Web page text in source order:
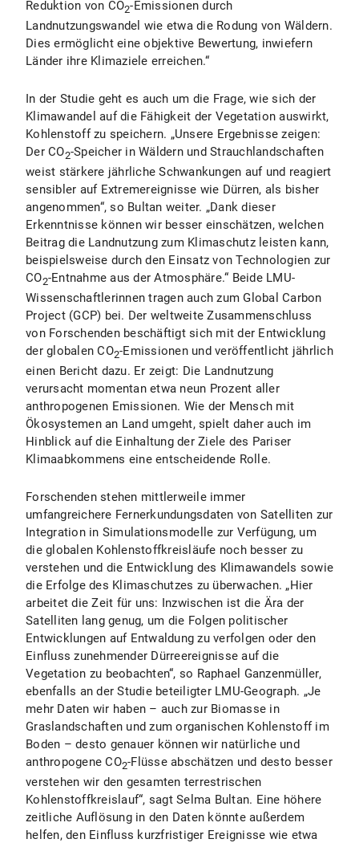
Reduktion von CO2-Emissionen durch
Landnutzungswandel wie etwa die Rodung von Wäldern.
Dies ermöglicht eine objektive Bewertung, inwiefern
Länder ihre Klimaziele erreichen.“
In der Studie geht es auch um die Frage, wie sich der
Klimawandel auf die Fähigkeit der Vegetation auswirkt,
Kohlenstoff zu speichern. „Unsere Ergebnisse zeigen:
Der CO2-Speicher in Wäldern und Strauchlandschaften
weist stärkere jährliche Schwankungen auf und reagiert
sensibler auf Extremereignisse wie Dürren, als bisher
angenommen“, so Bultan weiter. „Dank dieser
Erkenntnisse können wir besser einschätzen, welchen
Beitrag die Landnutzung zum Klimaschutz leisten kann,
beispielsweise durch den Einsatz von Technologien zur
CO2-Entnahme aus der Atmosphäre.“ Beide LMU-
Wissenschaftlerinnen tragen auch zum Global Carbon
Project (GCP) bei. Der weltweite Zusammenschluss
von Forschenden beschäftigt sich mit der Entwicklung
der globalen CO2-Emissionen und veröffentlicht jährlich
einen Bericht dazu. Er zeigt: Die Landnutzung
verursacht momentan etwa neun Prozent aller
anthropogenen Emissionen. Wie der Mensch mit
Ökosystemen an Land umgeht, spielt daher auch im
Hinblick auf die Einhaltung der Ziele des Pariser
Klimaabkommens eine entscheidende Rolle.
Forschenden stehen mittlerweile immer
umfangreichere Fernerkundungsdaten von Satelliten zur
Integration in Simulationsmodelle zur Verfügung, um
die globalen Kohlenstoffkreisläufe noch besser zu
verstehen und die Entwicklung des Klimawandels sowie
die Erfolge des Klimaschutzes zu überwachen. „Hier
arbeitet die Zeit für uns: Inzwischen ist die Ära der
Satelliten lang genug, um die Folgen politischer
Entwicklungen auf Entwaldung zu verfolgen oder den
Einfluss zunehmender Dürreereignisse auf die
Vegetation zu beobachten“, so Raphael Ganzenmüller,
ebenfalls an der Studie beteiligter LMU-Geograph. „Je
mehr Daten wir haben – auch zur Biomasse in
Graslandschaften und zum organischen Kohlenstoff im
Boden – desto genauer können wir natürliche und
anthropogene CO2-Flüsse abschätzen und desto besser
verstehen wir den gesamten terrestrischen
Kohlenstoffkreislauf“, sagt Selma Bultan. Eine höhere
zeitliche Auflösung in den Daten könnte außerdem
helfen, den Einfluss kurzfristiger Ereignisse wie etwa